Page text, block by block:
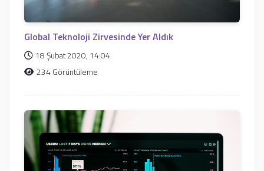
Global Teknoloji Zirvesinde Yer Aldık
18 Şubat 2020, 14:04
234 Görüntüleme